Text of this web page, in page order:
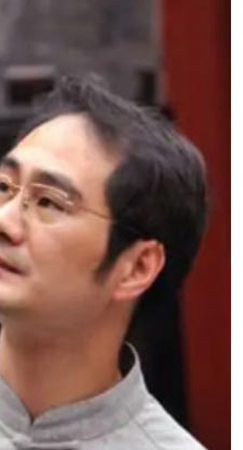
道公益孝养营
道中国传统文化公益研习营
2024-03-14
少年身心健康”暑期特训营
2024-03-14
学堂》公益宣传营
道德学堂》暑期公益宣传营
2022-07-06
营讲师介绍
2022-06-19